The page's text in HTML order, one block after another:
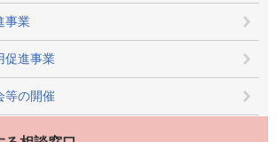
事業
促進事業
等の開催